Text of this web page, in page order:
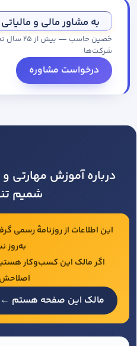
به مشاور مالی و مالیاتی
حَصین
شرکت‌ها
درخواست مشاوره
درباره آموزش
شمیم
این اطلاعات از روزنامهٔ رسمی
به‌روز
اگر مالک این کسب‌وکار
مالک این صفحه هستم ←